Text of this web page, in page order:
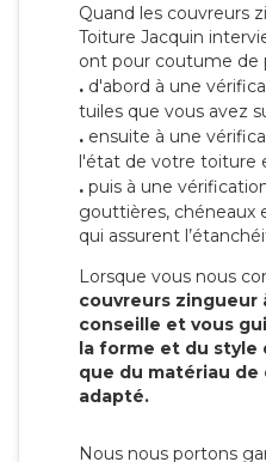
Quand les couvreurs
Toiture Jacquin
ont pour coutume de
. d'abord à une
tuiles que vous avez
. ensuite à une
l'état de votre toiture
. puis à une
gouttières, chéneaux
qui assurent
Lorsque vous nous
couvreurs zingueur
conseille et vous
la forme et du style
que du matériau
adapté.
Nous nous portons